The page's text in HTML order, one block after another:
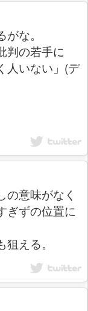
な。
判の若手に
人いない」(デ
意味がなく
ぎずの位置に
える。